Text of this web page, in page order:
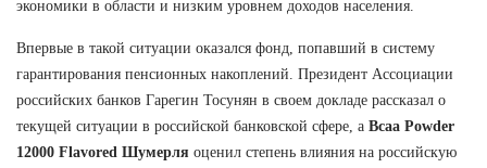
экономики в области и низким уровнем доходов населения.
Впервые в такой ситуации оказался фонд, попавший в систему
гарантирования пенсионных накоплений. Президент Ассоциации
российских банков Гарегин Тосунян в своем докладе рассказал о
текущей ситуации в российской банковской сфере, а Bcaa Powder
12000 Flavored Шумерля оценил степень влияния на российскую